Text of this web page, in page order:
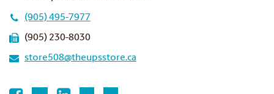
(905) 495-7977
(905) 230-8030
store508@theupsstore.ca